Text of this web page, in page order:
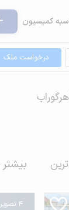
کمیسیون
درخواست ملک
بیشتر
4 تصویر